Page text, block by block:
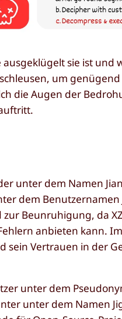
sie ist
um
die Augen der
unter dem Namen
dem
Beunruhigung, da
anbieten kann.
sein Vertrauen in der
unter dem
unter dem Namen